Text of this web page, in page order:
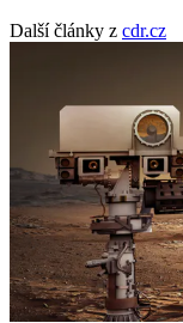
Další články z cdr.cz